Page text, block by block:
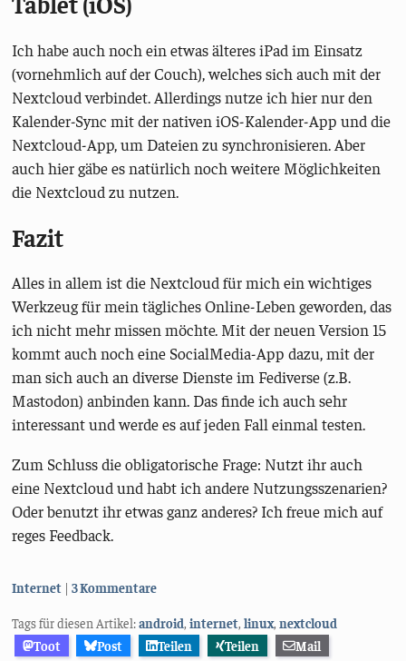
Ich habe auch noch ein etwas älteres iPad im Einsatz
(vornehmlich auf der Couch), welches sich auch mit der
Nextcloud verbindet. Allerdings nutze ich hier nur den
Kalender-Sync mit der nativen iOS-Kalender-App und die
Nextcloud-App, um Dateien zu synchronisieren. Aber
auch hier gäbe es natürlich noch weitere Möglichkeiten
die Nextcloud zu nutzen.
Fazit
Alles in allem ist die Nextcloud für mich ein wichtiges
Werkzeug für mein tägliches Online-Leben geworden, das
ich nicht mehr missen möchte. Mit der neuen Version 15
kommt auch noch eine SocialMedia-App dazu, mit der
man sich auch an diverse Dienste im Fediverse (z.B.
Mastodon) anbinden kann. Das finde ich auch sehr
interessant und werde es auf jeden Fall einmal testen.
Zum Schluss die obligatorische Frage: Nutzt ihr auch
eine Nextcloud und habt ich andere Nutzungsszenarien?
Oder benutzt ihr etwas ganz anderes? Ich freue mich auf
reges Feedback.
Kategorien:
Internet 3 Kommentare
Tags für diesen Artikel:android ,internet ,linux,nextcloud
Toot
Post Teilen Teilen
Mail